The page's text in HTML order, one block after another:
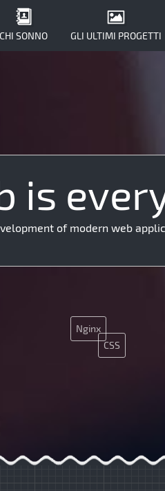
CHI SONNO GLI ULTIMI PROGETTI
Nginx
API
CSS
is
of modern web